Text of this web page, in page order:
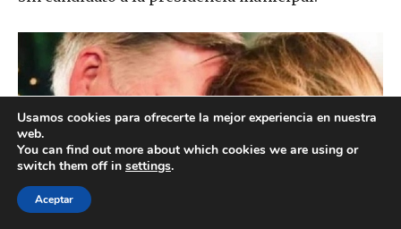
Usamos cookies para ofrecerte la mejor experiencia en nuestra
web.
You can find out more about which cookies we are using or
switch them off in settings.
Aceptar